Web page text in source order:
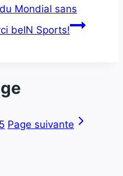
Mondial sans
beIN Sports!
5 Page suivante